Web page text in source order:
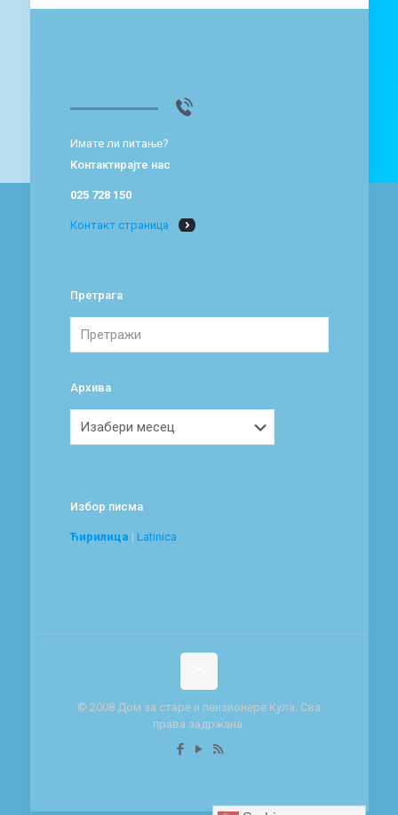
Имате ли питање?
Контактирајте нас
025 728 150
Контакт страница
Претрага
Архива
Избор писма
Ћирилица | Latinica
© 2008 Дом за старе и пензионере Кула. Сва
права задржана.